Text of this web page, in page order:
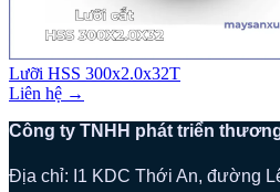
Lưỡi HSS 300x2.0x32T
Liên hệ →
Công ty TNHH phát triển
Địa chỉ: I1 KDC Thới An, đường